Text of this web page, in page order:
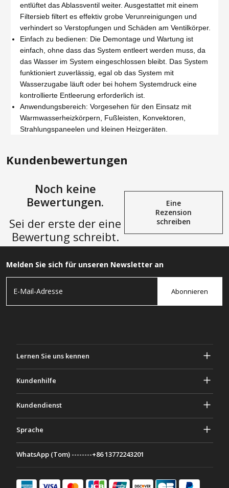
entlüftet das Ablassventil weiter. Ausgestattet mit einem
Filtersieb filtert es effektiv grobe Verunreinigungen und
verhindert so Verstopfungen und Schäden am Ventilkörper.
Einfach zu bedienen: Die Demontage und Wartung ist
einfach, ohne dass das System entleert werden muss, da
das Wasser im System eingeschlossen bleibt. Das System
funktioniert zuverlässig, egal ob das System mit
Wasserzugabe läuft oder bei hohem Systemdruck eine
kontrollierte Entleerung erforderlich ist.
Anwendungsbereich: Vorgesehen für den Einsatz mit
Warmwasserheizkörpern, Fußleisten, Konvektoren,
Strahlungspaneelen und kleinen Heizgeräten.
Kundenbewertungen
Noch keine
Bewertungen.
Sei der erste der eine
Bewertung schreibt.
Eine
Rezension
schreiben
Melden Sie sich für unseren Newsletter an
Abonnieren
Lernen Sie uns kennen
Geschäftsbedingungen
Kundenhilfe
Kontaktiere uns
Kundendienst
Zahlungsmethoden
Sprache
Français
WhatsApp (Tom) --------+86 13772243201